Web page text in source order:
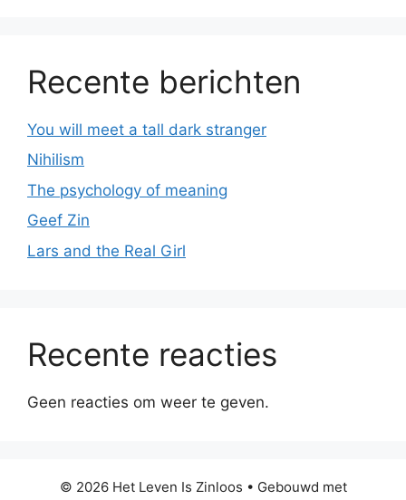
Recente berichten
You will meet a tall dark stranger
Nihilism
The psychology of meaning
Geef Zin
Lars and the Real Girl
Recente reacties
Geen reacties om weer te geven.
© 2026 Het Leven Is Zinloos • Gebouwd met